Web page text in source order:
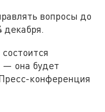
вопросы до
декабря.
— она будет
конференция